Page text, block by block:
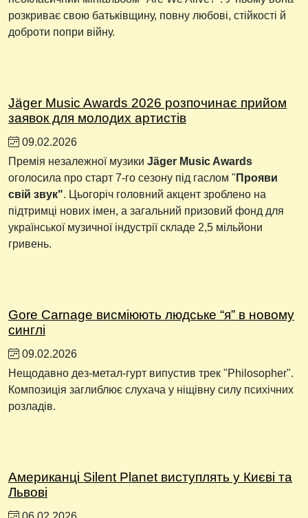
розкриває cвою батьківщину, повну любові, стійкості й
доброти попри війну.
Jäger Music Awards 2026 розпочинає прийом
заявок для молодих артистів
09.02.2026
Премія незалежної музики Jäger Music Awards
оголосила про старт 7-го сезону під гаслом " Прояви
свій звук". Цьогоріч головний акцент зроблено на
підтримці нових імен, а загальний призовий фонд для
української музичної індустрії складе 2,5 мільйони
гривень.
Gore Carnage висміюють людське “я” в новому
синглі
09.02.2026
Нещодавно дез-метал-гурт випустив трек "Philosopher".
Композиція заглиблює слухача у ніщівну силу психічних
розладів.
Американці Silent Planet виступлять у Києві та
Львові